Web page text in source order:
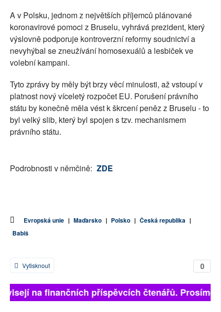
A v Polsku, jednom z největších příjemců plánované
koronavirové pomoci z Bruselu, vyhrává prezident, který
výslovně podporuje kontroverzní reformy soudnictví a
nevyhýbal se zneužívání homosexuálů a lesbiček ve
volební kampani.
Tyto zprávy by měly být brzy věcí minulosti, až vstoupí v
platnost nový víceletý rozpočet EU. Porušení právního
státu by konečně měla vést k škrcení peněz z Bruselu - to
byl velký slib, který byl spojen s tzv. mechanismem
právního státu.
Podrobnosti v němčině: ZDE
Evropská unie | Maďarsko | Polsko | Česká republika |
Babiš
0
Vytisknout
na finančních příspěvcích čtenářů. Prosíme,